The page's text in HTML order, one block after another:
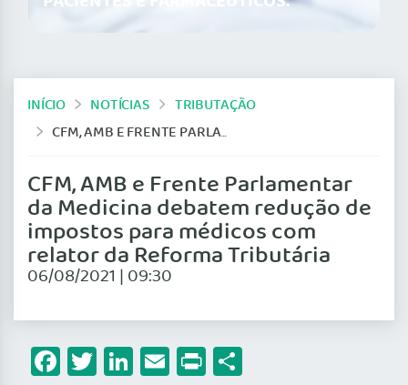
INÍCIO NOTÍCIAS
TRIBUTAÇÃO
CFM, AMB E FRENTE PARLAMENTAR DA MEDICINA DEBATEM REDUÇÃO DE IMPOSTOS PARA MÉDICOS COM RELATOR DA REFORMA TRIBUTÁRIA
CFM, AMB e Frente Parlamentar
da Medicina debatem redução de
impostos para médicos com
relator da Reforma Tributária
06/08/2021 | 09:30
Facebook
Twitter
LinkedIn
Email
Print